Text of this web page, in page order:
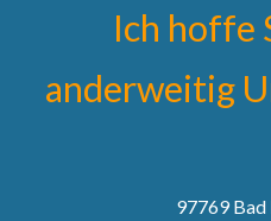
Ich hoffe
anderweitig
97769Bad